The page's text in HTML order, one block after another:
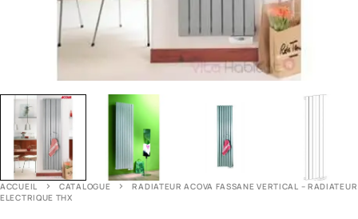
ACCUEIL CATALOGUE
RADIATEUR ACOVA FASSANE VERTICAL – RADIATEUR
ELECTRIQUE THX